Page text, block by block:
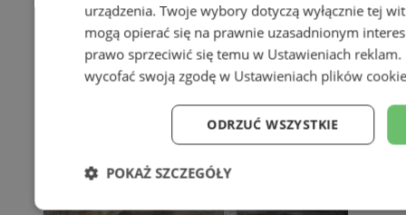
urządzenia. Twoje wybory dotyczą wyłącznie tej
mogą opierać się na prawnie uzasadnionym
prawo sprzeciwić się temu w Ustawieniach reklam.
wycofać swoją zgodę w Ustawieniach plików cookie
ODRZUĆ WSZYSTKIE
POKAŻ SZCZEGÓŁY